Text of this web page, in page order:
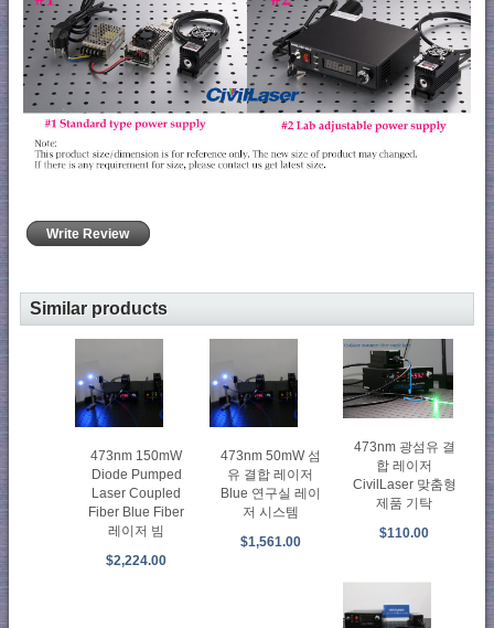
Write Review
Similar products
473nm 150mW
Diode Pumped
Laser Coupled
Fiber Blue Fiber
레이저 빔
$2,224.00
473nm 50mW 섬
유 결합 레이저
Blue 연구실 레이
저 시스템
$1,561.00
473nm 광섬유 결
합 레이저
CivilLaser 맞춤형
제품 기탁
$110.00